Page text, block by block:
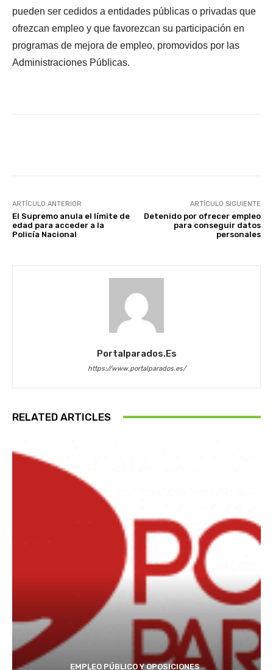
pueden ser cedidos a entidades públicas o privadas que
ofrezcan empleo y que favorezcan su participación en
programas de mejora de empleo, promovidos por las
Administraciones Públicas.
ARTÍCULO ANTERIOR
El Supremo anula el límite de
edad para acceder a la
Policía Nacional
ARTÍCULO SIGUIENTE
Detenido por ofrecer empleo
para conseguir datos
personales
Portalparados.es
https://www.portalparados.es/
RELATED ARTICLES
EMPLEO PÚBLICO Y OPOSICIONES